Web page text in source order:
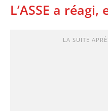
L’ASSE a réagi,
LA SUITE